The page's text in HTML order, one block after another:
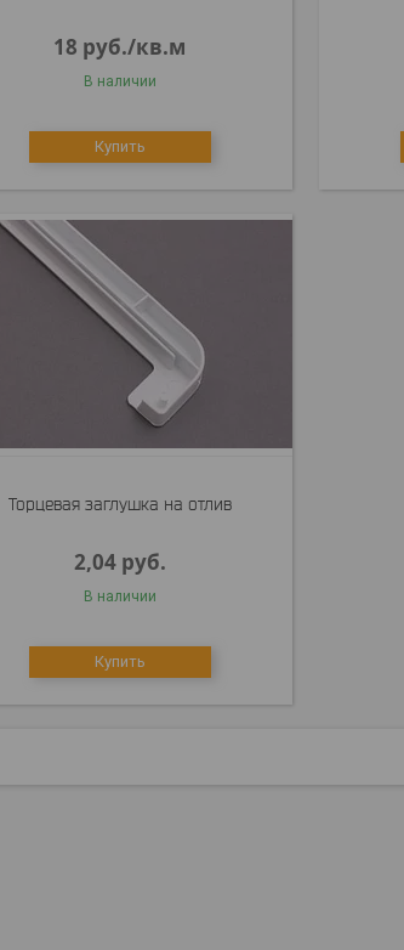
18 руб./кв.м
В наличии
Купить
Торцевая заглушка на отлив
2,04 руб.
В наличии
Купить